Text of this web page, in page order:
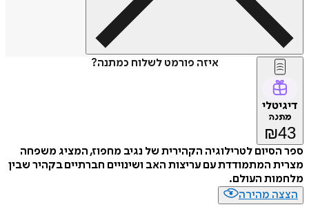
איזה פורמט לשלוח כמתנה?
דיגיטלי
מתנה
₪43
ספר הסיום לטרילוגיה הקהירית של נגיב מחפוז, המציג משפחה
מצרית המתמודדת עם עריצות האב ושינויים חברתיים בקהיר שבין
מלחמות העולם.
הצצה מהירה